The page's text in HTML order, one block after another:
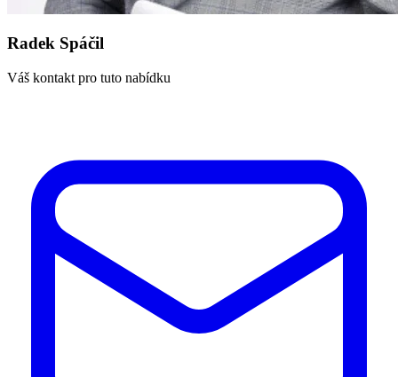
Radek Spáčil
Váš kontakt pro tuto nabídku